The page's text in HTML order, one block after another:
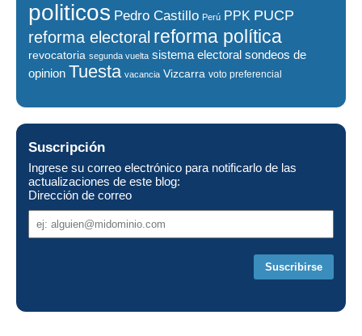
politicos Pedro Castillo Perú PPK PUCP
reforma electoral reforma política
revocatoria segunda vuelta sistema electoral sondeos de
opinion Tuesta vacancia Vizcarra voto preferencial
Suscripción
Ingrese su correo electrónico para notificarlo de las
actualizaciones de este blog:
Dirección de correo
Dirección
de